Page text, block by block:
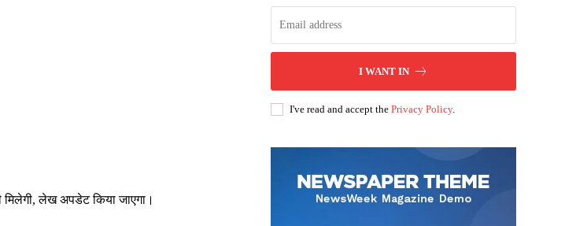
मिलेगी, लेख अपडेट किया जाएगा।
I WANT IN
I've read and accept thePrivacy Policy.